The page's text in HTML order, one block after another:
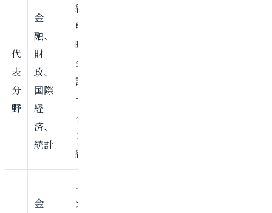
代
表
分
野
金
融、
財
政、
国際
経
済、
統計
経営
戦
略、
会
計、
マー
ケティ
ング、
組織
金
メー
カー、